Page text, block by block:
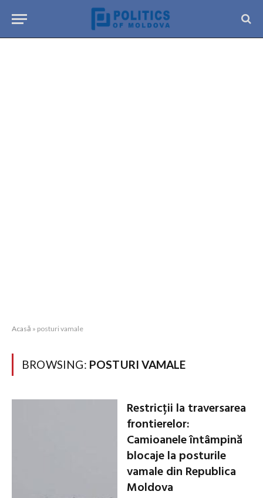
Acasă » posturi vamale
BROWSING: POSTURI VAMALE
Restricții la traversarea
frontierelor:
Camioanele întâmpină
blocaje la posturile
vamale din Republica
Moldova